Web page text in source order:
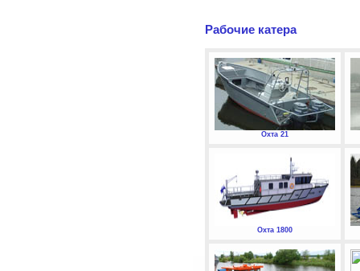
Рабочие катера
Охта 21
Охта 1800